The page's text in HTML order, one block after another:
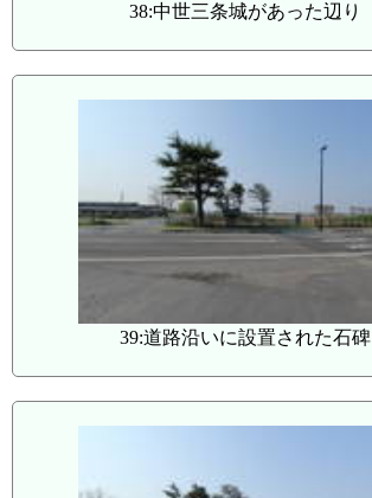
38:中世三条城があった辺り
39:道路沿いに設置された石碑